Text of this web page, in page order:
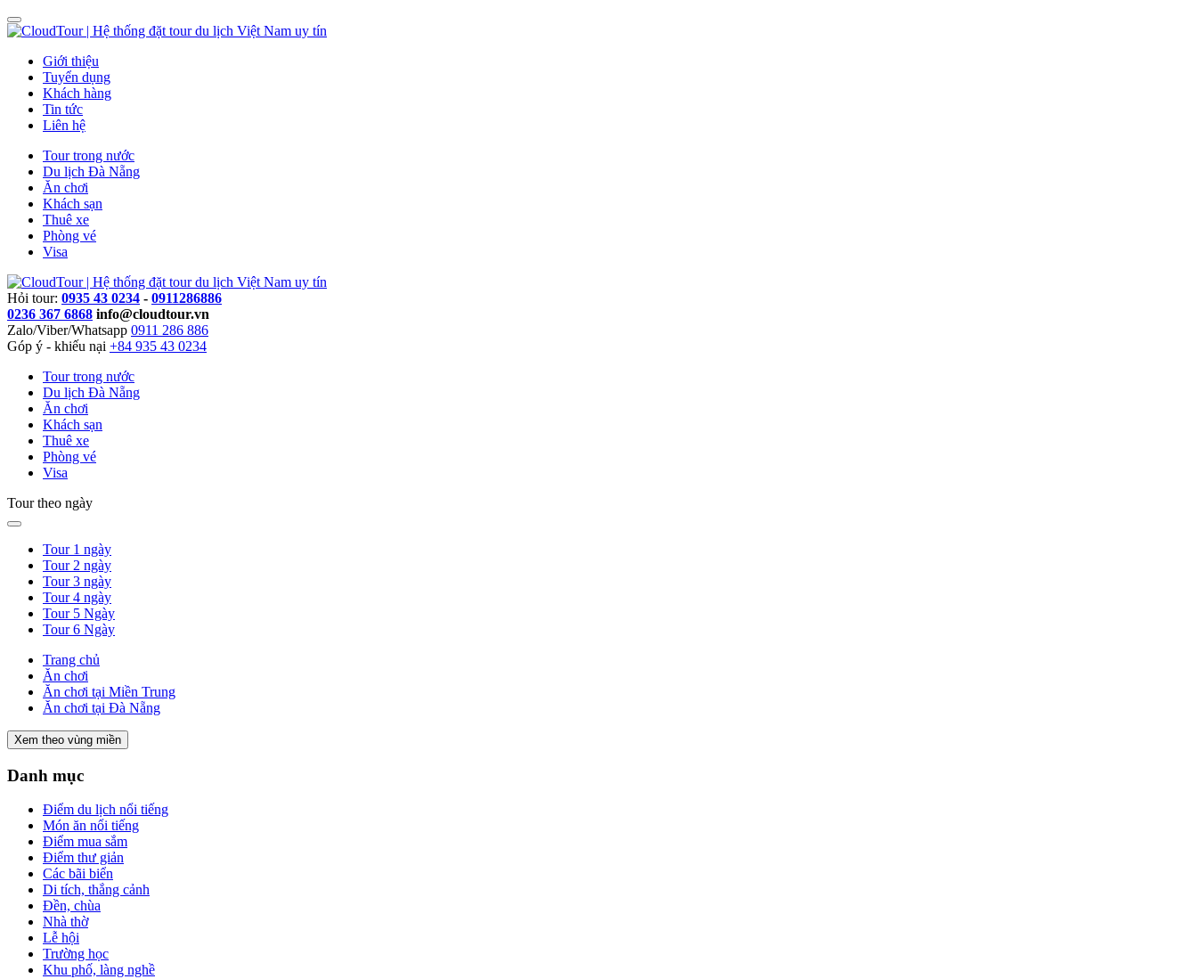
Giới thiệu
Tuyển dụng
Khách hàng
Tin tức
Liên hệ
Tour trong nước
Du lịch Đà Nẵng
Ăn chơi
Khách sạn
Thuê xe
Phòng vé
Visa
Hỏi tour: 0935 43 0234 - 0911286886
0236 367 6868 info@cloudtour.vn
Zalo/Viber/Whatsapp 0911 286 886
Góp ý - khiếu nại +84 935 43 0234
Tour trong nước
Du lịch Đà Nẵng
Ăn chơi
Khách sạn
Thuê xe
Phòng vé
Visa
Tour theo ngày
Tour 1 ngày
Tour 2 ngày
Tour 3 ngày
Tour 4 ngày
Tour 5 Ngày
Tour 6 Ngày
Trang chủ
Ăn chơi
Ăn chơi tại Miền Trung
Ăn chơi tại Đà Nẵng
Xem theo vùng miền
Danh mục
Điểm du lịch nổi tiếng
Món ăn nổi tiếng
Điểm mua sắm
Điểm thư giản
Các bãi biển
Di tích, thắng cảnh
Đền, chùa
Nhà thờ
Lễ hội
Trường học
Khu phố, làng nghề